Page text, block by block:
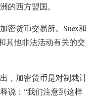
的西方盟国。
密货币交易所。Suex和
其他非法活动有关的交
，加密货币是对制裁计
说：“我们注意到这样